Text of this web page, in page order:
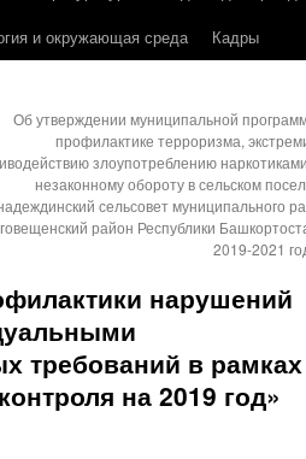
и окружающая среда Кадры
Об утверждении муниципальной
профилактике терроризма,
злоупотреблению
незаконному обороту в сельском
сельсовет муниципального
район Республики
2019-2021
нарушений
требований в рамках
на 2019 год»